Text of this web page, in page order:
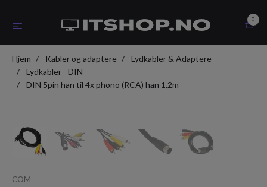
0
Hjem Kabler og adaptere
Lydkabler & Adaptere
Lydkabler - DIN
DIN 5pin han til 4x phono (RCA) han 1,2m
COM